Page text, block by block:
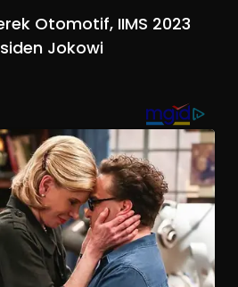
Otomotif, IIMS 2023
Jokowi